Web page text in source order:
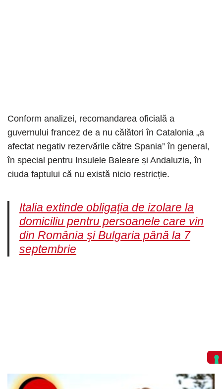
Conform analizei, recomandarea oficială a
guvernului francez de a nu călători în Catalonia „a
afectat negativ rezervările către Spania” în general,
în special pentru Insulele Baleare și Andaluzia, în
ciuda faptului că nu există nicio restricție.
Italia extinde obligaţia de izolare la
domiciliu pentru persoanele care vin
din România şi Bulgaria până la 7
septembrie